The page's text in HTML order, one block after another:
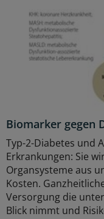
Biomarker gegen
Typ-2-Diabetes und
Erkrankungen: Sie
Organsysteme aus
Kosten.
Versorgung die
Blick nimmt und